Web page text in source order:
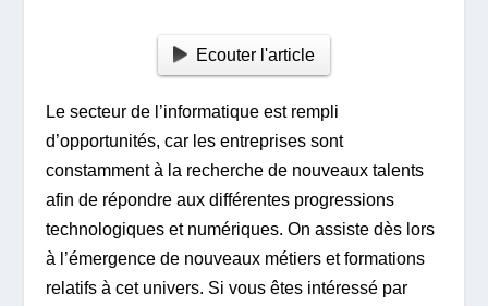
Ecouter l'article
Le secteur de l’informatique est rempli
d’opportunités, car les entreprises sont
constamment à la recherche de nouveaux talents
afin de répondre aux différentes progressions
technologiques et numériques. On assiste dès lors
à l’émergence de nouveaux métiers et formations
relatifs à cet univers. Si vous êtes intéressé par